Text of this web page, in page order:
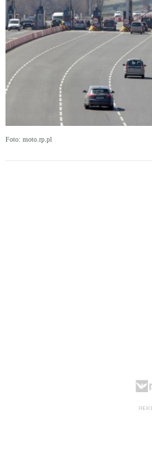
Foto: moto.rp.pl